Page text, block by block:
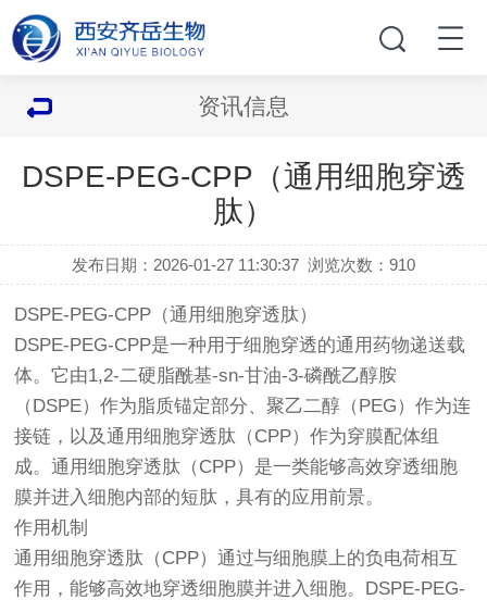
资讯信息
DSPE-PEG-CPP（通用细胞穿透
肽）
发布日期：2026-01-27 11:30:37 浏览次数：910
DSPE-PEG-CPP（通用细胞穿透肽）
DSPE-PEG-CPP是一种用于细胞穿透的通用药物递送载
体。它由1,2-二硬脂酰基-sn-甘油-3-磷酰乙醇胺
（DSPE）作为脂质锚定部分、聚乙二醇（PEG）作为连
接链，以及通用细胞穿透肽（CPP）作为穿膜配体组
成。通用细胞穿透肽（CPP）是一类能够高效穿透细胞
膜并进入细胞内部的短肽，具有的应用前景。
作用机制
通用细胞穿透肽（CPP）通过与细胞膜上的负电荷相互
作用，能够高效地穿透细胞膜并进入细胞。DSPE-PEG-